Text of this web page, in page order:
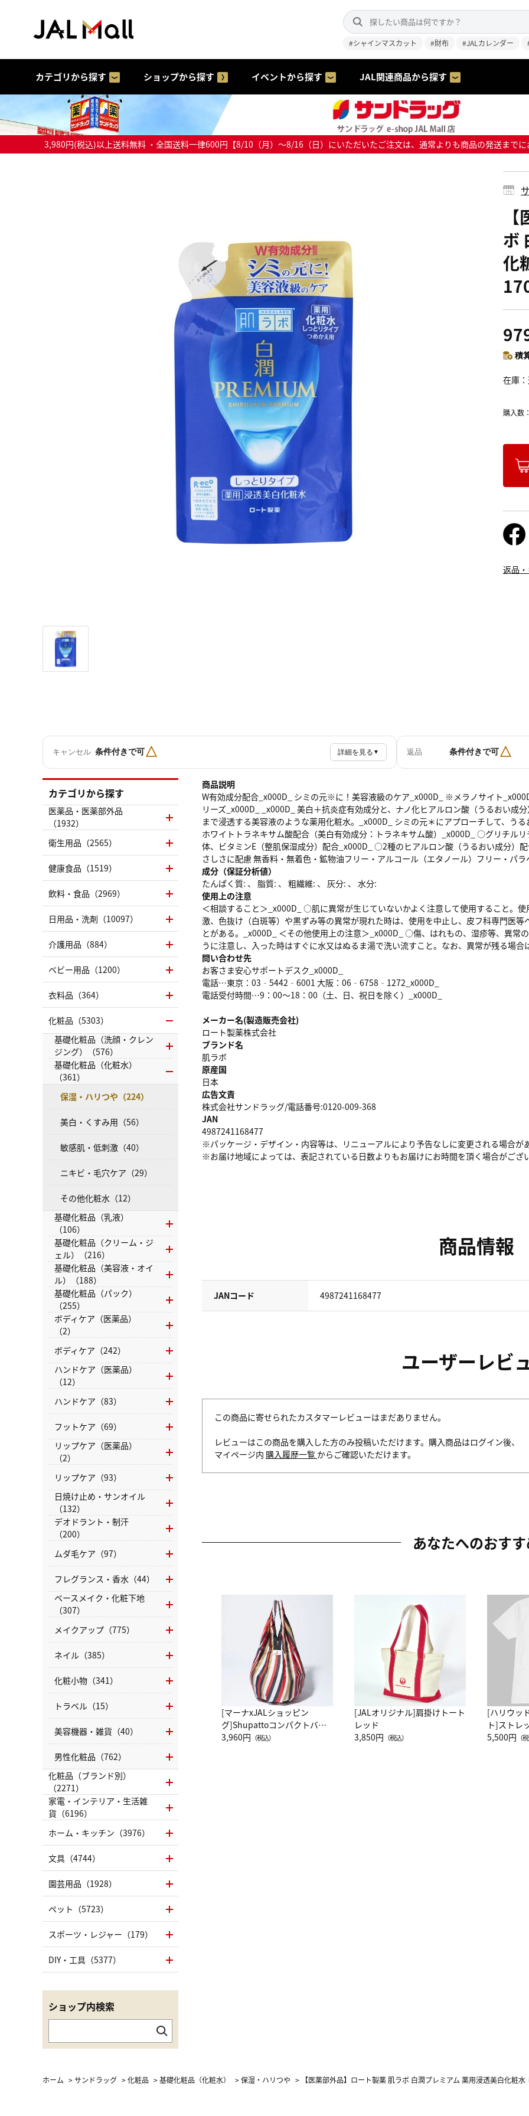
#シャインマスカット #財布 #JALカレンダー
カテゴリから探す ショップから探す イベントから探す JAL関連商品から探す
3,980円(税込)以上送料無料 ・全国送料一律600円【8/10（月）～8/16（日）にいただいたご注文は、通常よりも商品の発送まで
ボ
化
積
在庫
購入数
返品
キャンセル 条件付きで可△ 詳細を見る ▼ 返品 条件付きで可△
商品説明
W有効成分配合_x000D_ シミの元※に！美容液級のケア_x000D_ ※メラノサイト
リーズ_x000D_ _x000D_ 美白＋抗炎症有効成分と、ナノ化ヒアルロン酸（うるおい成
まで浸透する美容液のような薬用化粧水。_x000D_ シミの元＊にアプローチして、う
ホワイトトラネキサム酸配合（美白有効成分：トラネキサム酸）_x000D_ ○グリチル
体、ビタミンE（整肌保湿成分）配合_x000D_ ○2種のヒアルロン酸（うるおい成分
さしさに配慮 無香料・無着色・鉱物油フリー・アルコール（エタノール）フリー・パ
成分（保証分析値）
たんぱく質: 、 脂質: 、 粗繊維: 、 灰分: 、 水分:
使用上の注意
＜相談すること＞_x000D_ ○肌に異常が生じていないかよく注意して使用すること。
激、色抜け（白斑等）や黒ずみ等の異常が現れた時は、使用を中止し、皮フ科専門医
とがある。_x000D_ ＜その他使用上の注意＞_x000D_ ○傷、はれもの、湿疹等、異
うに注意し、入った時はすぐに水又はぬるま湯で洗い流すこと。なお、異常が残る場
問い合わせ先
お客さま安心サポートデスク_x000D_
電話…東京：03‐5442‐6001 大阪：06‐6758‐1272_x000D_
電話受付時間…9：00～18：00（土、日、祝日を除く）_x000D_
メーカー名(製造販売会社)
ロート製薬株式会社
ブランド名
肌ラボ
原産国
日本
広告文責
株式会社サンドラッグ/電話番号:0120-009-368
JAN
4987241168477
※パッケージ・デザイン・内容等は、リニューアルにより予告なしに変更される場合が
※お届け地域によっては、表記されている日数よりもお届けにお時間を頂く場合がござ
商品情報
JANコード 4987241168477
ユーザーレビ
この商品に寄せられたカスタマーレビューはまだありません。
レビューはこの商品を購入した方のみ投稿いただけます。購入商品はログイン後、
マイページ内 購入履歴一覧 からご確認いただけます。
あなたへのおす
[マーナxJALショッピン
グ]Shupattoコンパクトバッ
グ Drop JAL客室乗務員
3,960円 （税込）
[JALオリジナル]肩掛けトート
レッド
3,850円 （税込）
[ハリウッ
ト]ストレ
ーネック
5,500円 （
カテゴリから探す
医薬品・医薬部外品
（1932）
衛生用品（2565）
健康食品（1519）
飲料・食品（2969）
日用品・洗剤（10097）
介護用品（884）
ベビー用品（1200）
衣料品（364）
化粧品（5303）
基礎化粧品（洗顔・クレン
ジング）（576）
基礎化粧品（化粧水）
（361）
保湿・ハリつや（224）
美白・くすみ用（56）
敏感肌・低刺激（40）
ニキビ・毛穴ケア（29）
その他化粧水（12）
基礎化粧品（乳液）
（106）
基礎化粧品（クリーム・ジ
ェル）（216）
基礎化粧品（美容液・オイ
ル）（188）
基礎化粧品（パック）
（255）
ボディケア（医薬品）
（2）
ボディケア（242）
ハンドケア（医薬品）
（12）
ハンドケア（83）
フットケア（69）
リップケア（医薬品）
（2）
リップケア（93）
日焼け止め・サンオイル
（132）
デオドラント・制汗
（200）
ムダ毛ケア（97）
フレグランス・香水（44）
ベースメイク・化粧下地
（307）
メイクアップ（775）
ネイル（385）
化粧小物（341）
トラベル（15）
美容機器・雑貨（40）
男性化粧品（762）
化粧品（ブランド別）
（2271）
家電・インテリア・生活雑
貨（6196）
ホーム・キッチン（3976）
文具（4744）
園芸用品（1928）
ペット（5723）
スポーツ・レジャー（179）
DIY・工具（5377）
ショップ内検索
ホーム >サンドラッグ >化粧品 >基礎化粧品（化粧水） >保湿・ハリつや > 【医薬部外品】ロート製薬 肌ラボ 白潤プレミアム 薬用浸透美白化粧